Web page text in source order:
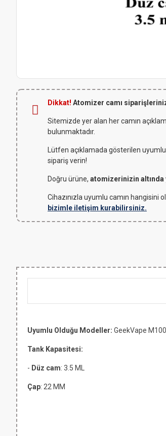
Dikkat! Atomizer camı
Sitemizde yer alan her camın
bulunmaktadır.
Lütfen açıklamada gösterilen uyumlu
sipariş verin!
Doğru ürüne, atomizerinizin
Cihazınızla uyumlu camın hangisini
bizimle iletişim kurabilirsiniz.
Uyumlu Olduğu Modeller: GeekVape M100
Tank Kapasitesi:
- Düz cam: 3.5 ML
Çap: 22 MM